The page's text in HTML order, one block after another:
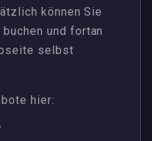
können Sie
und fortan
selbst
hier: